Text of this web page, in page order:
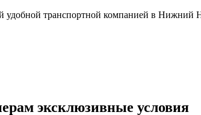
удобной транспортной компанией в
эксклюзивные условия